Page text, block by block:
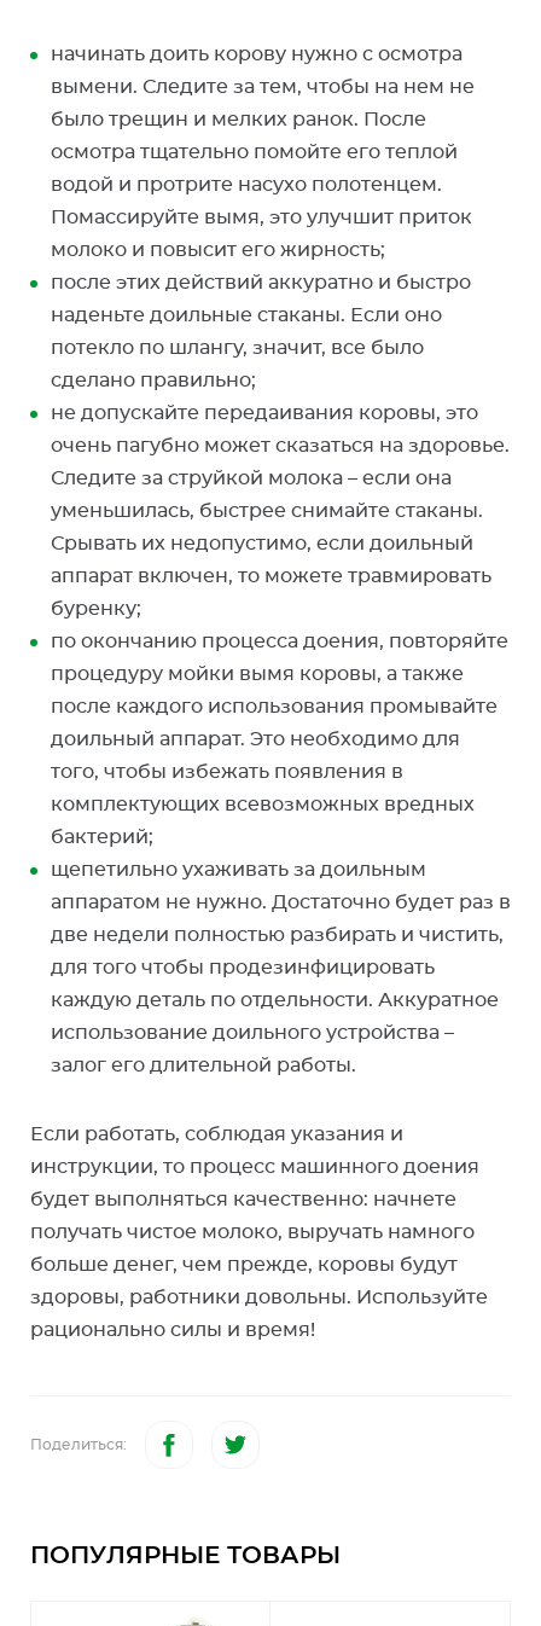
начинать доить корову нужно с осмотра
вымени. Следите за тем, чтобы на нем не
было трещин и мелких ранок. После
осмотра тщательно помойте его теплой
водой и протрите насухо полотенцем.
Помассируйте вымя, это улучшит приток
молоко и повысит его жирность;
после этих действий аккуратно и быстро
наденьте доильные стаканы. Если оно
потекло по шлангу, значит, все было
сделано правильно;
не допускайте передаивания коровы, это
очень пагубно может сказаться на здоровье.
Следите за струйкой молока – если она
уменьшилась, быстрее снимайте стаканы.
Срывать их недопустимо, если доильный
аппарат включен, то можете травмировать
буренку;
по окончанию процесса доения, повторяйте
процедуру мойки вымя коровы, а также
после каждого использования промывайте
доильный аппарат. Это необходимо для
того, чтобы избежать появления в
комплектующих всевозможных вредных
бактерий;
щепетильно ухаживать за доильным
аппаратом не нужно. Достаточно будет раз в
две недели полностью разбирать и чистить,
для того чтобы продезинфицировать
каждую деталь по отдельности. Аккуратное
использование доильного устройства –
залог его длительной работы.
Если работать, соблюдая указания и
инструкции, то процесс машинного доения
будет выполняться качественно: начнете
получать чистое молоко, выручать намного
больше денег, чем прежде, коровы будут
здоровы, работники довольны. Используйте
рационально силы и время!
Поделиться:
ПОПУЛЯРНЫЕ ТОВАРЫ